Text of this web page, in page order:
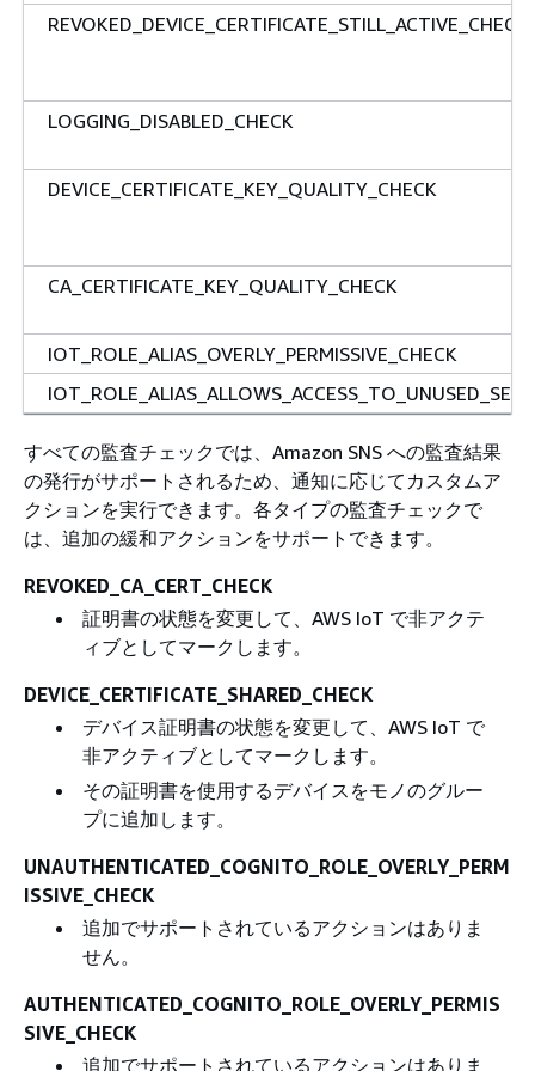
REVOKED_DEVICE_CERTIFICATE_STILL_ACTIVE_CHECK
LOGGING_DISABLED_CHECK
DEVICE_CERTIFICATE_KEY_QUALITY_CHECK
CA_CERTIFICATE_KEY_QUALITY_CHECK
IOT_ROLE_ALIAS_OVERLY_PERMISSIVE_CHECK
すべての監査チェックでは、Amazon SNS への監査結果
の発行がサポートされるため、通知に応じてカスタムア
クションを実行できます。各タイプの監査チェックで
は、追加の緩和アクションをサポートできます。
REVOKED_CA_CERT_CHECK
証明書の状態を変更して、AWS IoT で非アクテ
ィブとしてマークします。
DEVICE_CERTIFICATE_SHARED_CHECK
デバイス証明書の状態を変更して、AWS IoT で
非アクティブとしてマークします。
その証明書を使用するデバイスをモノのグルー
プに追加します。
UNAUTHENTICATED_COGNITO_ROLE_OVERLY_PERM
ISSIVE_CHECK
追加でサポートされているアクションはありま
せん。
AUTHENTICATED_COGNITO_ROLE_OVERLY_PERMIS
SIVE_CHECK
追加でサポートされているアクションはありま